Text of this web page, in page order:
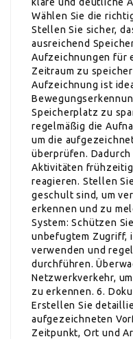
Wählen Sie die
Stellen Sie sicher,
ausreichend
Aufzeichnungen für
Zeitraum zu
Aufzeichnung ist
Speicherplatz zu
regelmäßig die
um die
überprüfen.
Aktivitäten
reagieren. Stellen
geschult sind, um
erkennen und zu
System: Schützen
unbefugtem Zugriff,
verwenden und
durchführen.
Netzwerkverkehr,
zu erkennen. 6.
Erstellen Sie
aufgezeichneten
Zeitpunkt, Ort und